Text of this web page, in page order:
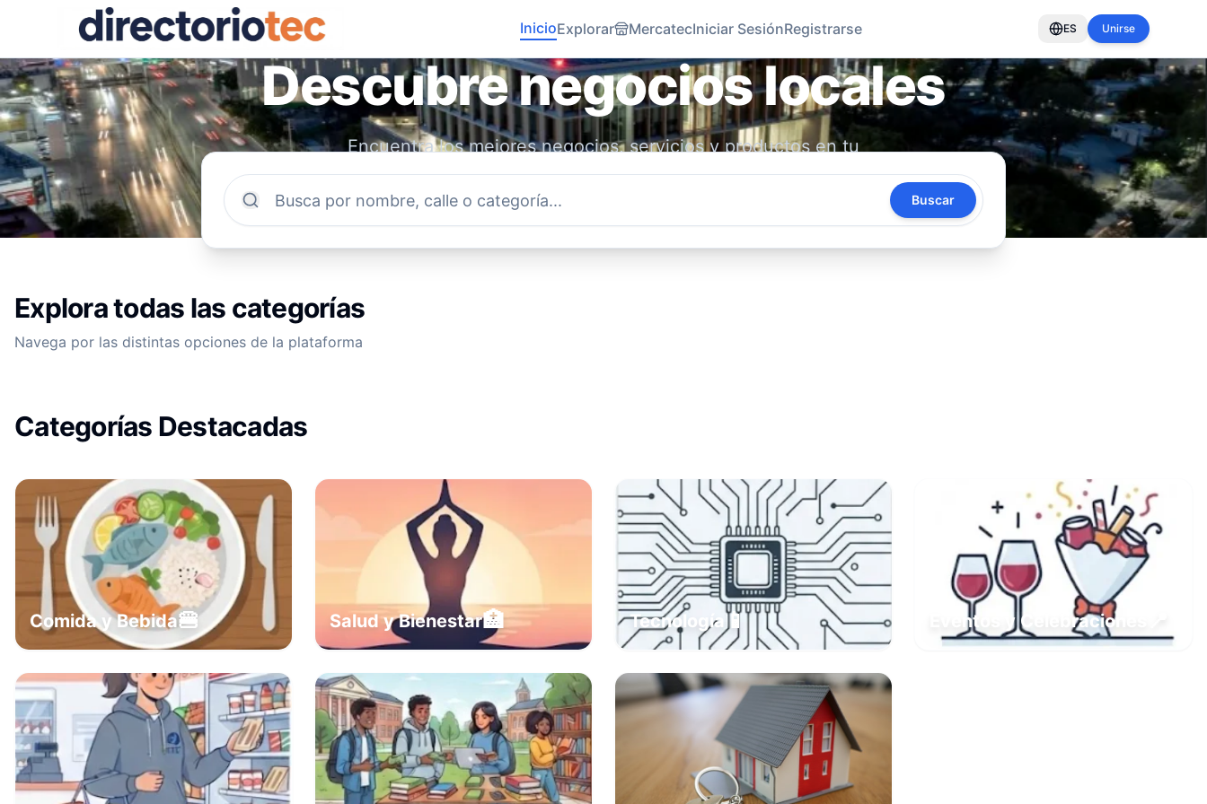
InicioExplorar MercatecIniciar SesiónRegistrarse ES Unirse
Descubre negocios locales
Encuentra los mejores negocios, servicios y productos en tu
comunidad. Conecta con emprendedores locales y apoya tu
Buscar
Explora todas las categorías
Navega por las distintas opciones de la plataforma
Categorías Destacadas
Comida y Bebida🍔 Salud y Bienestar🏥 Tecnología 📱 Eventos y Celebraciones